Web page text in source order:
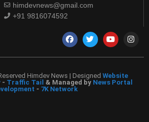
himdevnews@gmail.com
+91 9816074592
Himdev News | Designed Website
- Traffic Tail & Managed by News Portal
- 7K Network